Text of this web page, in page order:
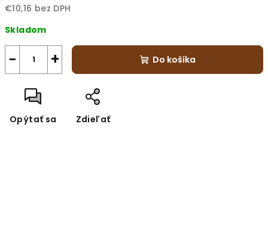
€10,16 bez DPH
cena:
Skladom
+
− Do košíka
Opýtať sa Zdieľať